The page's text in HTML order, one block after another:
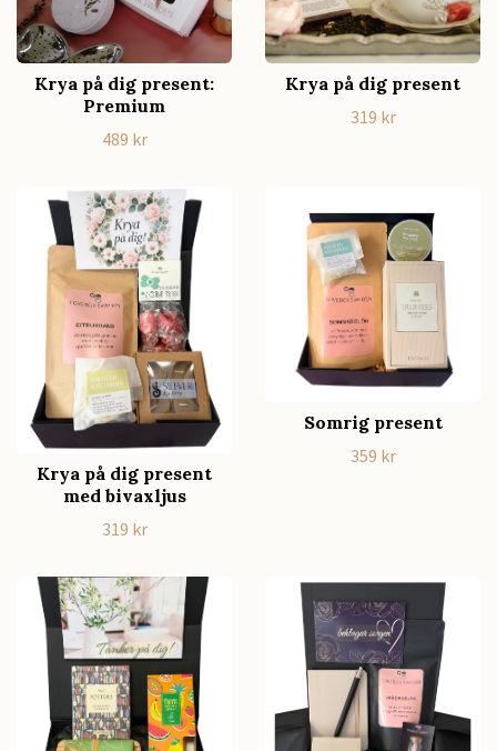
Krya på dig present:
Premium
489 kr
Krya på dig present
319 kr
Krya på dig present
med bivaxljus
319 kr
Somrig present
359 kr